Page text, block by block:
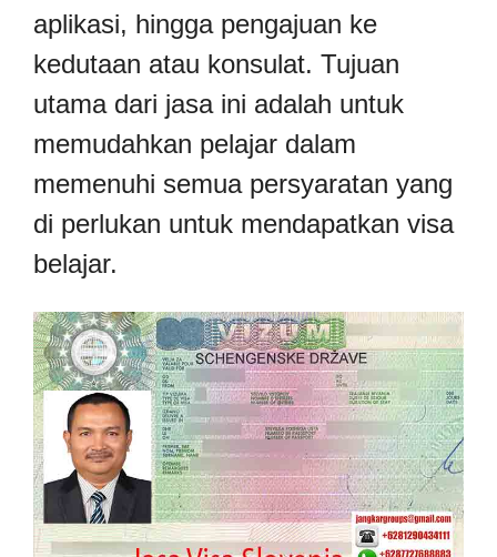
aplikasi, hingga pengajuan ke
kedutaan atau konsulat. Tujuan
utama dari jasa ini adalah untuk
memudahkan pelajar dalam
memenuhi semua persyaratan yang
di perlukan untuk mendapatkan visa
belajar.